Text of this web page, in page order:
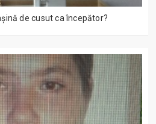
de cusut ca începător?